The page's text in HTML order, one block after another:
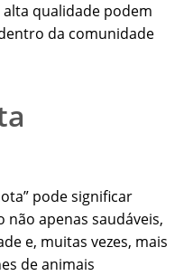
qualidade podem
da comunidade
pode significar
apenas saudáveis,
e, muitas vezes, mais
de animais